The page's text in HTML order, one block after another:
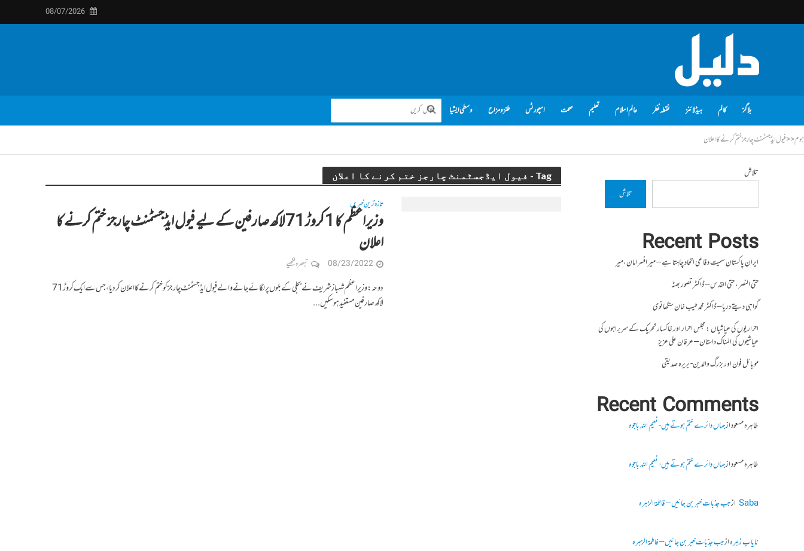
08/07/2026
بلاگز کالم ہیڈلائنز نقطہ نظر عالم اسلام تعلیم صحت اسپورٹس طنز و مزاح وسطی ایشیا
ہوم<<فیول ایڈجسٹمنٹ چارجز ختم کرنے کا اعلان
Tag - فیول ایڈجسٹمنٹ چارجز ختم کرنے کا اعلان
تازہ ترین خبریں
وزیراعظم کا 1 کروڑ 71 لاکھ صارفین کے لیے فیول ایڈجسٹمنٹ چارجز ختم کرنے کا
اعلان
08/23/2022 تبصرہ لکھیے
دوحہ: وزیراعظم شہباز شریف نے بجلی کے بلوں پر لگائے جانے والے فیول ایڈجسٹمنٹ چارجز کو ختم کرنے کا اعلان کردیا، جس سے ایک کروڑ 71
لاکھ صارفین مستفید ہوسکیں...
تلاش
تلاش
Recent Posts
ایران پاکستان سمیت دفاعی اتحاد چاہتا ہے – میر افسر امان،میر
حتی النصر ، حتی القدس – ڈاکٹر تصور بھٹہ
گواہی دیتے دریا – ڈاکٹر محمد طیب خان سنگھانوی
احراریوں کی عیاشیاں : مجلس احرار اور خاکسار تحریک کے سربراہوں کی
عیاشیوں کی المناک داستان – عرفان علی عزیز
موبائل فون اور بزرگ والدین- بریرہ صدیقی
Recent Comments
طاہرہ مسعودازجہاں دائرے ختم ہوتے ہیں- نعیم اللہ باجوہ
طاہرہ مسعودازجہاں دائرے ختم ہوتے ہیں- نعیم اللہ باجوہ
Sabaازجب جذبات خبر بن جائیں – فاطمۃالزہرہ
نایاب زہرہازجب جذبات خبر بن جائیں – فاطمۃالزہرہ